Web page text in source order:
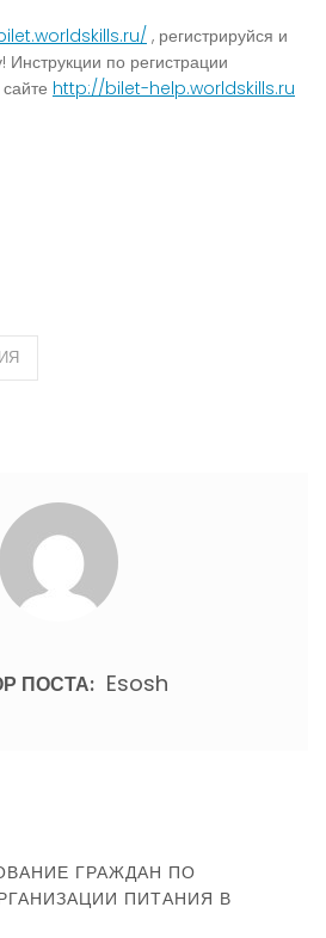
, регистрируйся и
Инструкции по регистрации
http://bilet-help.worldskills.ru
ПОСТА: Esosh
ГРАЖДАН ПО
ПИТАНИЯ В